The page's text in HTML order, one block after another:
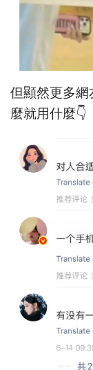
但顯然更多網
麼就用什麼👇